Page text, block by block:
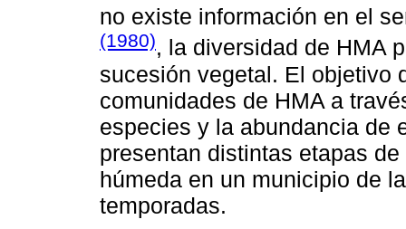
no existe información en el
(1980), la diversidad de HMA
sucesión vegetal. El objetivo
comunidades de HMA a
especies y la abundancia de
presentan distintas etapas
húmeda en un municipio de
temporadas.